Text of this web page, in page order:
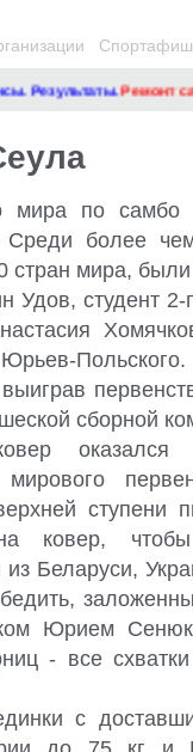
Результаты.Ремонт сайта
мира по
более
стран мира,
Удов, студент 2-
Польского.
сборной
оказался
ступени
ковер,
Беларуси,
Юрием
‑ все
с